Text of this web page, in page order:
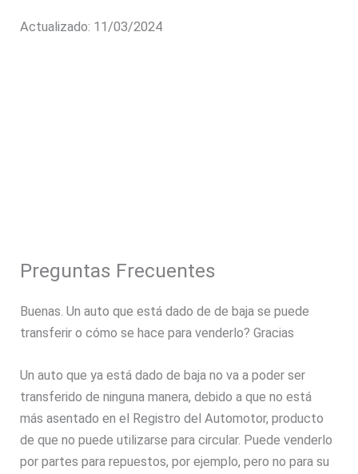
Actualizado: 11/03/2024
Preguntas Frecuentes
Buenas. Un auto que está dado de de baja se puede
transferir o cómo se hace para venderlo? Gracias
Un auto que ya está dado de baja no va a poder ser
transferido de ninguna manera, debido a que no está
más asentado en el Registro del Automotor, producto
de que no puede utilizarse para circular. Puede venderlo
por partes para repuestos, por ejemplo, pero no para su